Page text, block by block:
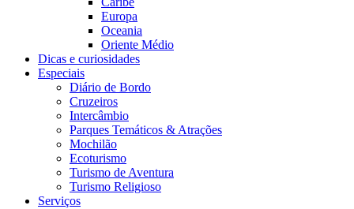
Europa
Oceania
Oriente Médio
Dicas e curiosidades
Especiais
Diário de Bordo
Cruzeiros
Intercâmbio
Parques Temáticos & Atrações
Mochilão
Ecoturismo
Turismo de Aventura
Turismo Religioso
Serviços